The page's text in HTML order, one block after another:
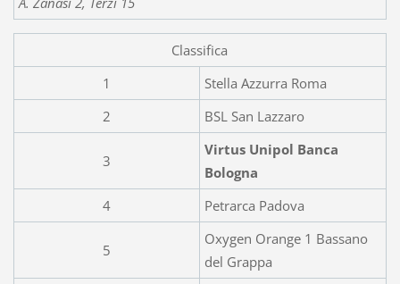
Classifica
1
Stella Azzurra Roma
2
BSL San Lazzaro
3
Virtus Unipol Banca
Bologna
4
Petrarca Padova
5
Oxygen Orange 1 Bassano
del Grappa